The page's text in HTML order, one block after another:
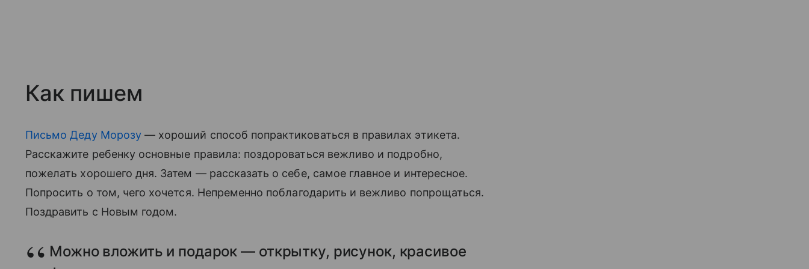
Как пишем
Письмо Деду Морозу— хороший способ попрактиковаться в правилах этикета.
Расскажите ребенку основные правила: поздороваться вежливо и подробно,
пожелать хорошего дня. Затем — рассказать о себе, самое главное и интересное.
Попросить о том, чего хочется. Непременно поблагодарить и вежливо попрощаться.
Поздравить с Новым годом.
Можно вложить и подарок — открытку, рисунок, красивое